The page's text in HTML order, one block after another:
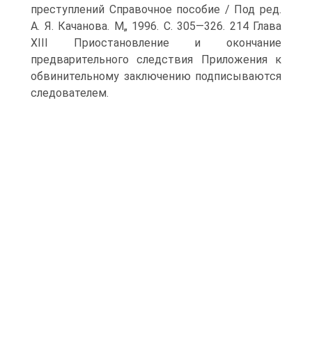
преступлений Справочное пособие / Под ред.
А. Я. Качанова. М„ 1996. С. 305—326. 214 Глава
XIII Приостановление и окончание
предварительного следствия Приложения к
обвинительному заключению подписываются
следователем.